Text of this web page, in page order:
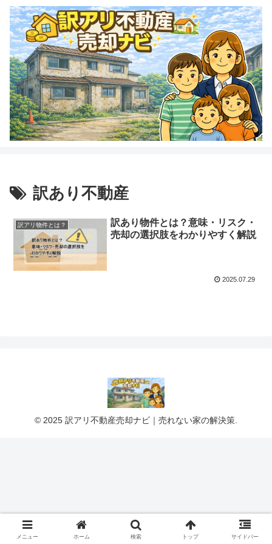
訳あり不動産
訳アリ物件とは？
訳あり物件とは？意味・リスク・
売却の選択肢をわかりやすく解説
2025.07.29
© 2025 訳アリ不動産売却ナビ｜売れない家の解決策.
メニュー ホーム 検索 トップ サイドバー